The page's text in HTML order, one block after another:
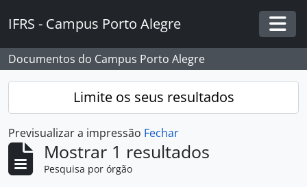
IFRS - Campus Porto Alegre
Documentos do Campus Porto Alegre
Limite os seus resultados
Previsualizar a impressão Fechar
Mostrar 1 resultados
Pesquisa por órgão